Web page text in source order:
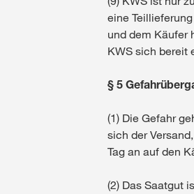
eine
und dem Käufer
KWS sich bereit
§ 5
(1) Die Gefahr
sich der
Tag an auf den
(2) Das Saatgut